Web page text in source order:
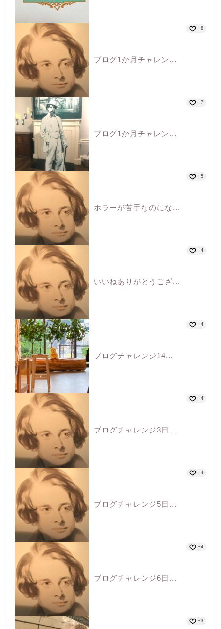
ブログ1か月チャレン...
+8
ブログ1か月チャレン...
+7
ホラーが苦手なのにな...
+5
いいねありがとうござ...
+4
ブログチャレンジ14...
+4
ブログチャレンジ3日...
+4
ブログチャレンジ5日...
+4
ブログチャレンジ6日...
+4
+3